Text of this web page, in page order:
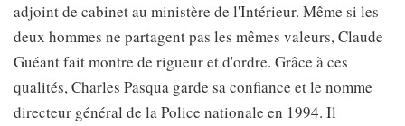
adjoint de cabinet au ministère de l'Intérieur. Même si les
deux hommes ne partagent pas les mêmes valeurs, Claude
Guéant fait montre de rigueur et d'ordre. Grâce à ces
qualités, Charles Pasqua garde sa confiance et le nomme
directeur général de la Police nationale en 1994. Il